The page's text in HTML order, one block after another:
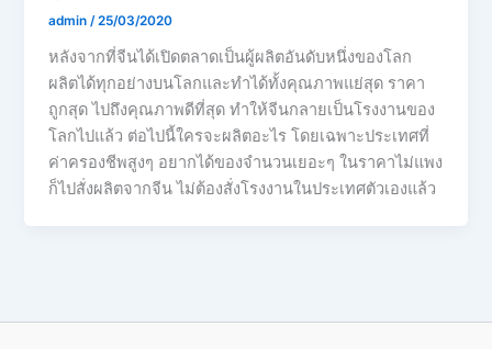
admin/25/03/2020
หลังจากที่จีนได้เปิดตลาดเป็นผู้ผลิตอันดับหนึ่งของโลก
ผลิตได้ทุกอย่างบนโลกและทำได้ทั้งคุณภาพแย่สุด ราคา
ถูกสุด ไปถึงคุณภาพดีที่สุด ทำให้จีนกลายเป็นโรงงานของ
โลกไปแล้ว ต่อไปนี้ใครจะผลิตอะไร โดยเฉพาะประเทศที่
ค่าครองชีพสูงๆ อยากได้ของจำนวนเยอะๆ ในราคาไม่แพง
ก็ไปสั่งผลิตจากจีน ไม่ต้องสั่งโรงงานในประเทศตัวเองแล้ว